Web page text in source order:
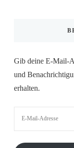
Gib deine E-Mail-
und
erhalten.